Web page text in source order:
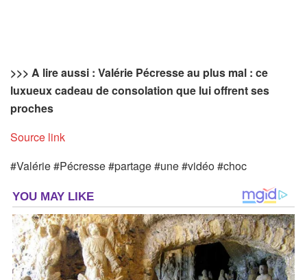
>>> A lire aussi : Valérie Pécresse au plus mal : ce
luxueux cadeau de consolation que lui offrent ses
proches
Source link
#Valérie #Pécresse #partage #une #vidéo #choc